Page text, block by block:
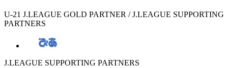
U-21 J.LEAGUE GOLD PARTNER / J.LEAGUE SUPPORTING
PARTNERS
J.LEAGUE SUPPORTING PARTNERS